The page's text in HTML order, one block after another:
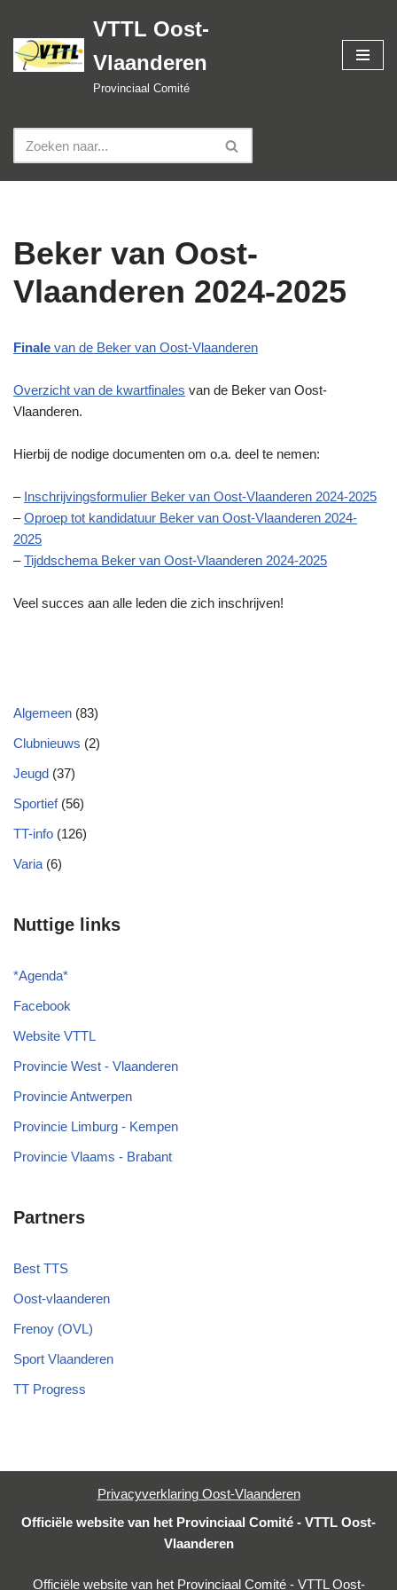
Spring
naar
VTTL Oost-
Vlaanderen
Provinciaal Comité
Beker van Oost-
Vlaanderen 2024-2025
Finale van de Beker van Oost-Vlaanderen
Overzicht van de kwartfinales van de Beker van Oost-
Vlaanderen.
Hierbij de nodige documenten om o.a. deel te nemen:
– Inschrijvingsformulier Beker van Oost-Vlaanderen 2024-2025
–Oproep tot kandidatuur Beker van Oost-Vlaanderen 2024-
2025
–Tijddschema Beker van Oost-Vlaanderen 2024-2025
Veel succes aan alle leden die zich inschrijven!
Algemeen (83)
Clubnieuws (2)
Jeugd (37)
Sportief(56)
TT-info (126)
Varia (6)
Nuttige links
*Agenda*
Facebook
Website VTTL
Provincie West - Vlaanderen
Provincie Antwerpen
Provincie Limburg - Kempen
Provincie Vlaams - Brabant
Partners
Best TTS
Oost-vlaanderen
Frenoy (OVL)
Sport Vlaanderen
TT Progress
Privacyverklaring Oost-Vlaanderen
Officiële website van het Provinciaal Comité - VTTL Oost-
Vlaanderen
Officiële website van het Provinciaal Comité - VTTL Oost-